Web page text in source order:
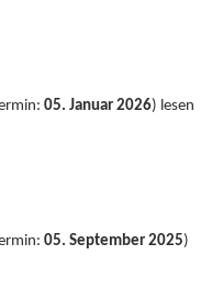
05. Januar 2026) lesen
05. September 2025)